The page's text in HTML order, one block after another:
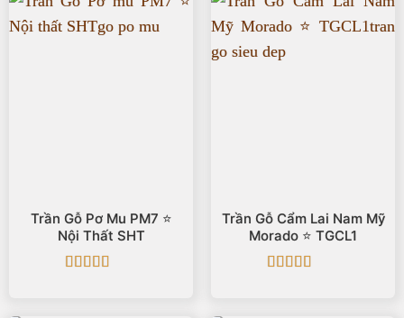
Trần Gỗ Pơ Mu PM7 ⭐️
Nội Thất SHT
Trần Gỗ Cẩm Lai Nam Mỹ
Morado ⭐️ TGCL1